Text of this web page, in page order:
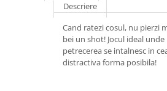
Descriere
Cand ratezi cosul, nu pierzi
bei un shot! Jocul ideal
petrecerea se intalnesc in
distractiva forma posibila!